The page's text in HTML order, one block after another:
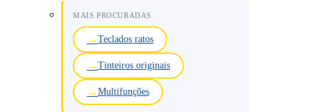
MAIS PROCURADAS
Teclados ratos
Tinteiros originais
Multifunções